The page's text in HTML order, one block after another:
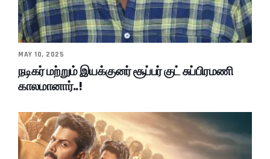
MAY 10, 2025
நடிகர் மற்றும் இயக்குனர் சூப்பர் குட் சுப்பிரமணி
காலமானார்..!